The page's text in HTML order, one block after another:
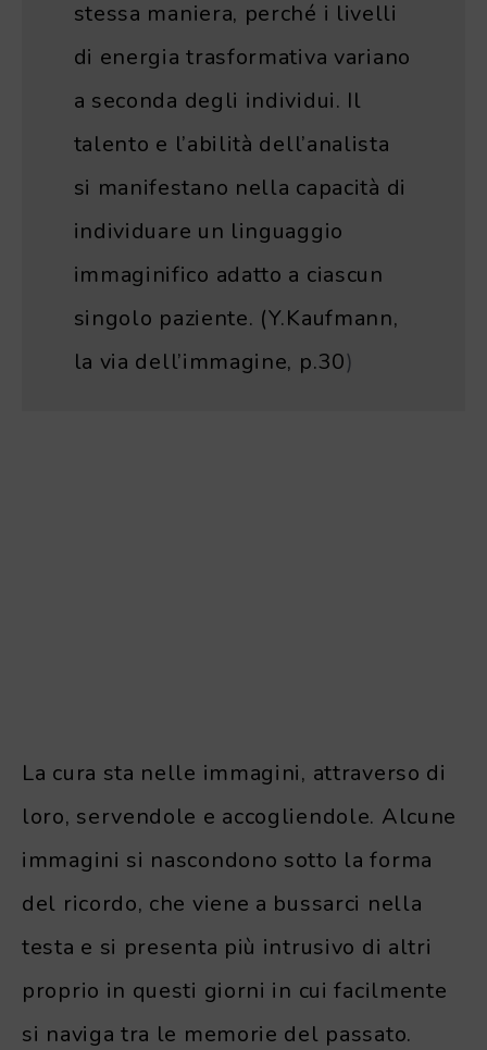
stessa maniera, perché i livelli
di energia trasformativa variano
a seconda degli individui. Il
talento e l’abilità dell’analista
si manifestano nella capacità di
individuare un linguaggio
immaginifico adatto a ciascun
singolo paziente. (Y.Kaufmann,
la via dell’immagine, p.30)
La cura sta nelle immagini, attraverso di
loro, servendole e accogliendole. Alcune
immagini si nascondono sotto la forma
del ricordo, che viene a bussarci nella
testa e si presenta più intrusivo di altri
proprio in questi giorni in cui facilmente
si naviga tra le memorie del passato.